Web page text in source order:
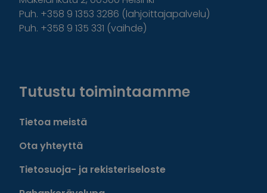
Puh. +358 9 1353 3286 (lahjoittajapalvelu)
Puh. +358 9 135 331 (vaihde)
Tutustu toimintaamme
Tietoa meistä
Ota yhteyttä
Tietosuoja- ja rekisteriseloste